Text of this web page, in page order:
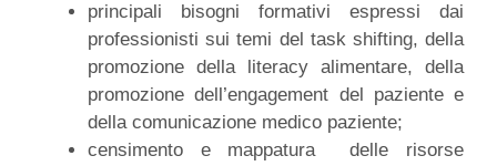
principali bisogni formativi espressi dai
professionisti sui temi del task shifting, della
promozione della literacy alimentare, della
promozione dell’engagement del paziente e
della comunicazione medico paziente;
censimento e mappatura delle risorse